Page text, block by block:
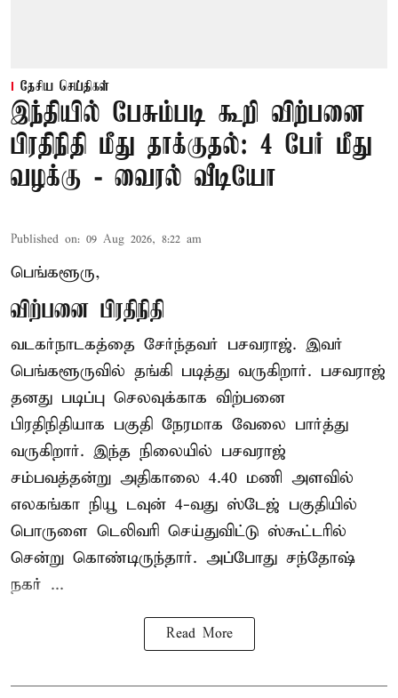
தேசிய செய்திகள்
இந்தியில் பேசும்படி கூறி விற்பனை
பிரதிநிதி மீது தாக்குதல்: 4 பேர் மீது
வழக்கு - வைரல் வீடியோ
Published on: 09 Aug 2026, 8:22 am
பெங்களூரு,
விற்பனை பிரதிநிதி
வடகர்நாடகத்தை சேர்ந்தவர் பசவராஜ். இவர்
பெங்களூருவில் தங்கி படித்து வருகிறார். பசவராஜ்
தனது படிப்பு செலவுக்காக விற்பனை
பிரதிநிதியாக பகுதி நேரமாக வேலை பார்த்து
வருகிறார். இந்த நிலையில் பசவராஜ்
சம்பவத்தன்று அதிகாலை 4.40 மணி அளவில்
எலகங்கா நியூ டவுன் 4-வது ஸ்டேஜ் பகுதியில்
பொருளை டெலிவரி செய்துவிட்டு ஸ்கூட்டரில்
சென்று கொண்டிருந்தார். அப்போது சந்தோஷ்
நகர் ...
Read More